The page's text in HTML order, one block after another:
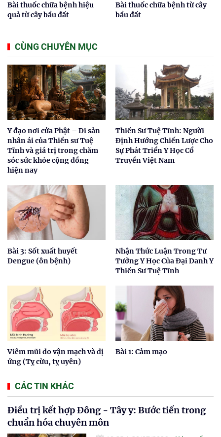
Bài thuốc chữa bệnh hiệu
quả từ cây bầu đất
Bài thuốc chữa bệnh từ cây
bầu đất
CÙNG CHUYÊN MỤC
Y đạo nơi cửa Phật – Di sản
nhân ái của Thiền sư Tuệ
Tĩnh và giá trị trong chăm
sóc sức khỏe cộng đồng
hiện nay
Thiền Sư Tuệ Tĩnh: Người
Định Hướng Chiến Lược Cho
Sự Phát Triển Y Học Cổ
Truyền Việt Nam
Bài 3: Sốt xuất huyết
Dengue (ôn bệnh)
Nhận Thức Luận Trong Tư
Tưởng Y Học Của Đại Danh Y
Thiền Sư Tuệ Tĩnh
Viêm mũi do vận mạch và dị
ứng (Tỵ cừu, tỵ uyên)
Bài 1: Cảm mạo
CÁC TIN KHÁC
Điều trị kết hợp Đông - Tây y: Bước tiến trong
chuẩn hóa chuyên môn